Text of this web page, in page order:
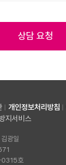
상담 요청
개인정보처리방침
지서비스
광일
0315호